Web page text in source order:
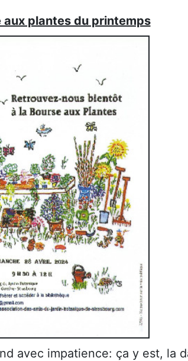
aux plantes du printemps
avec impatience: ça y est, la